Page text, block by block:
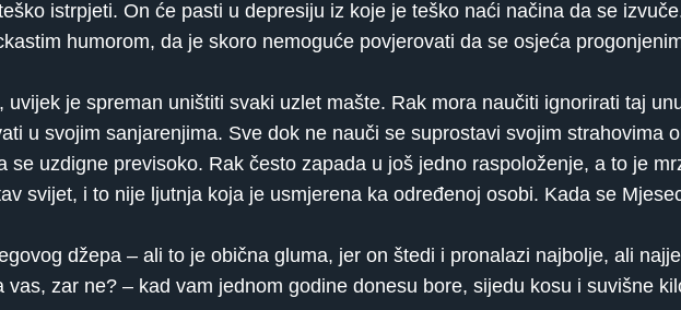
istrpjeti. On će pasti u depresiju iz koje je teško naći načina da se
humorom, da je skoro nemoguće povjerovati da se osjeća
je spreman uništiti svaki uzlet mašte. Rak mora naučiti ignorirati taj
​​u svojim sanjarenjima. Sve dok ne nauči se suprostavi svojim strahovima
se uzdigne previsoko. Rak često zapada u još jedno raspoloženje, a to je
svijet, i to nije ljutnja koja je usmjerena ka određenoj osobi. Kada se
džepa – ali to je obična gluma, jer on štedi i pronalazi najbolje, ali
zar ne? – kad vam jednom godine donesu bore, sijedu kosu i suvišne